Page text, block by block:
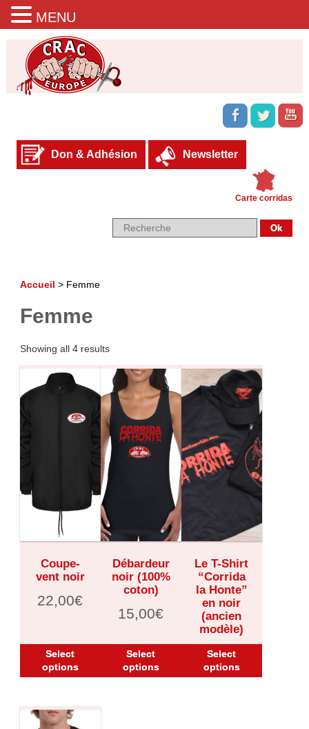
Don & Adhésion Newsletter
Carte corridas
Accueil > Femme
Femme
Showing all 4 results
Coupe-
vent noir
22,00€
Select
options
Débardeur
noir (100%
coton)
15,00€
Select
options
Le T-Shirt
“Corrida
la Honte”
en noir
(ancien
modèle)
10,00
Select
options
MENU